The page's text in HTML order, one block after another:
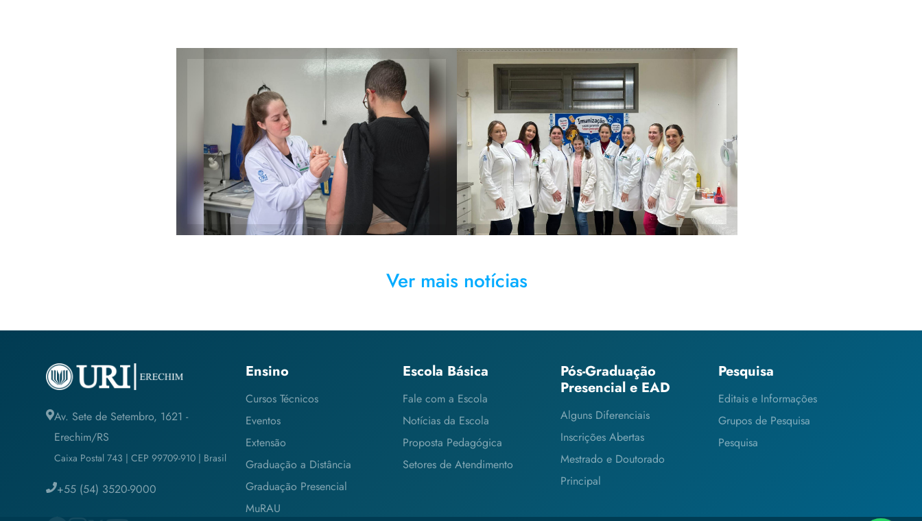
Vacinação no ambiente de trabalho
ampliou cobertura vacinal contra a
influenza
Equipe do Curso de Enfermagem
que atuou na campanha
Ver mais notícias
Av. Sete de Setembro, 1621 -
Erechim/RS
Caixa Postal 743 | CEP 99709-910 | Brasil
+55 (54) 3520-9000
Ensino
Cursos Técnicos
Eventos
Extensão
Graduação a Distância
Graduação Presencial
MuRAU
Escola Básica
Fale com a Escola
Notícias da Escola
Proposta Pedagógica
Setores de Atendimento
Pós-Graduação
Presencial e EAD
Alguns Diferenciais
Inscrições Abertas
Mestrado e Doutorado
Principal
Pesquisa
Editais e Informações
Grupos de Pesquisa
Pesquisa